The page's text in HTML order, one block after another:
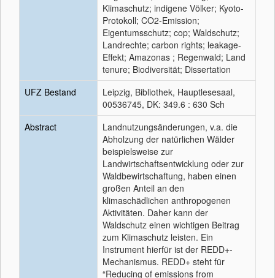
Klimaschutz; indigene Völker; Kyoto-
Protokoll; CO2-Emission;
Eigentumsschutz; cop; Waldschutz;
Landrechte; carbon rights; leakage-
Effekt; Amazonas ; Regenwald; Land
tenure; Biodiversität; Dissertation
UFZ Bestand
Leipzig, Bibliothek, Hauptlesesaal,
00536745, DK: 349.6 : 630 Sch
Abstract
Landnutzungsänderungen, v.a. die
Abholzung der natürlichen Wälder
beispielsweise zur
Landwirtschaftsentwicklung oder zur
Waldbewirtschaftung, haben einen
großen Anteil an den
klimaschädlichen anthropogenen
Aktivitäten. Daher kann der
Waldschutz einen wichtigen Beitrag
zum Klimaschutz leisten. Ein
Instrument hierfür ist der REDD+-
Mechanismus. REDD+ steht für
“Reducing of emissions from